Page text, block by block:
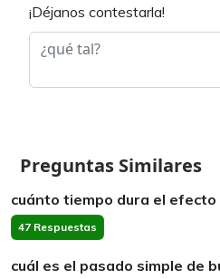
¡Déjanos contestarla!
Preguntas Similares
cuánto tiempo dura el
47 Respuestas
cuál es el pasado simple de